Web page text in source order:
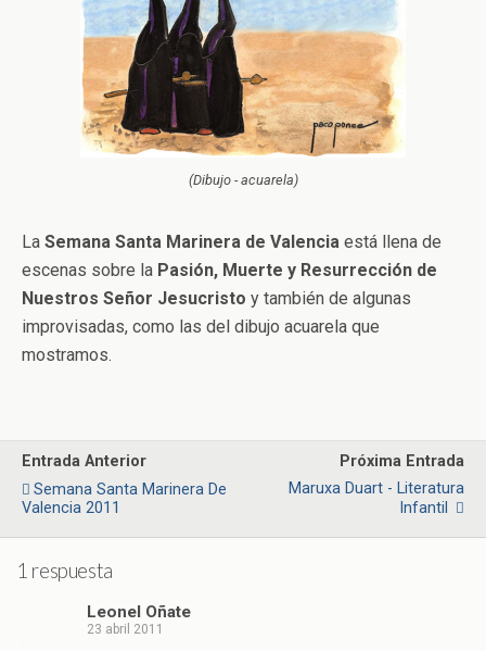
(Dibujo - acuarela)
La Semana Santa Marinera de Valencia está llena de
escenas sobre la Pasión, Muerte y Resurrección de
Nuestros Señor Jesucristo y también de algunas
improvisadas, como las del dibujo acuarela que
mostramos.
Entrada Anterior
Semana Santa Marinera De
Valencia 2011
Próxima Entrada
Maruxa Duart - Literatura
Infantil
1 respuesta
Leonel Oñate
23 abril 2011